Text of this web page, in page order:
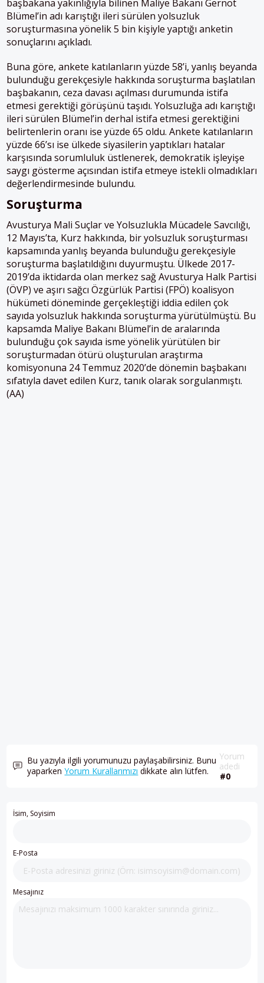
başbakana yakınlığıyla bilinen Maliye Bakanı Gernot
Blümel’in adı karıştığı ileri sürülen yolsuzluk
soruşturmasına yönelik 5 bin kişiyle yaptığı anketin
sonuçlarını açıkladı.
Buna göre, ankete katılanların yüzde 58’i, yanlış beyanda
bulunduğu gerekçesiyle hakkında soruşturma başlatılan
başbakanın, ceza davası açılması durumunda istifa
etmesi gerektiği görüşünü taşıdı. Yolsuzluğa adı karıştığı
ileri sürülen Blümel’in derhal istifa etmesi gerektiğini
belirtenlerin oranı ise yüzde 65 oldu. Ankete katılanların
yüzde 66’sı ise ülkede siyasilerin yaptıkları hatalar
karşısında sorumluluk üstlenerek, demokratik işleyişe
saygı gösterme açısından istifa etmeye istekli olmadıkları
değerlendirmesinde bulundu.
Soruşturma
Avusturya Mali Suçlar ve Yolsuzlukla Mücadele Savcılığı,
12 Mayıs’ta, Kurz hakkında, bir yolsuzluk soruşturması
kapsamında yanlış beyanda bulunduğu gerekçesiyle
soruşturma başlatıldığını duyurmuştu. Ülkede 2017-
2019’da iktidarda olan merkez sağ Avusturya Halk Partisi
(ÖVP) ve aşırı sağcı Özgürlük Partisi (FPÖ) koalisyon
hükümeti döneminde gerçekleştiği iddia edilen çok
sayıda yolsuzluk hakkında soruşturma yürütülmüştü. Bu
kapsamda Maliye Bakanı Blümel’in de aralarında
bulunduğu çok sayıda isme yönelik yürütülen bir
soruşturmadan ötürü oluşturulan araştırma
komisyonuna 24 Temmuz 2020’de dönemin başbakanı
sıfatıyla davet edilen Kurz, tanık olarak sorgulanmıştı.
(AA)
Bu yazıyla ilgili yorumunuzu paylaşabilirsiniz. Bunu
yaparkenYorum Kurallarımızı dikkate alın lütfen.
Yorum
adedi
#0
İsim, Soyisim
E-Posta
Mesajınız